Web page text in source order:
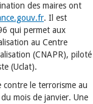
des maires ont
. Il est
qui permet aux
au Centre
(CNAPR), piloté
(Uclat).
le terrorisme au
mois de janvier. Une